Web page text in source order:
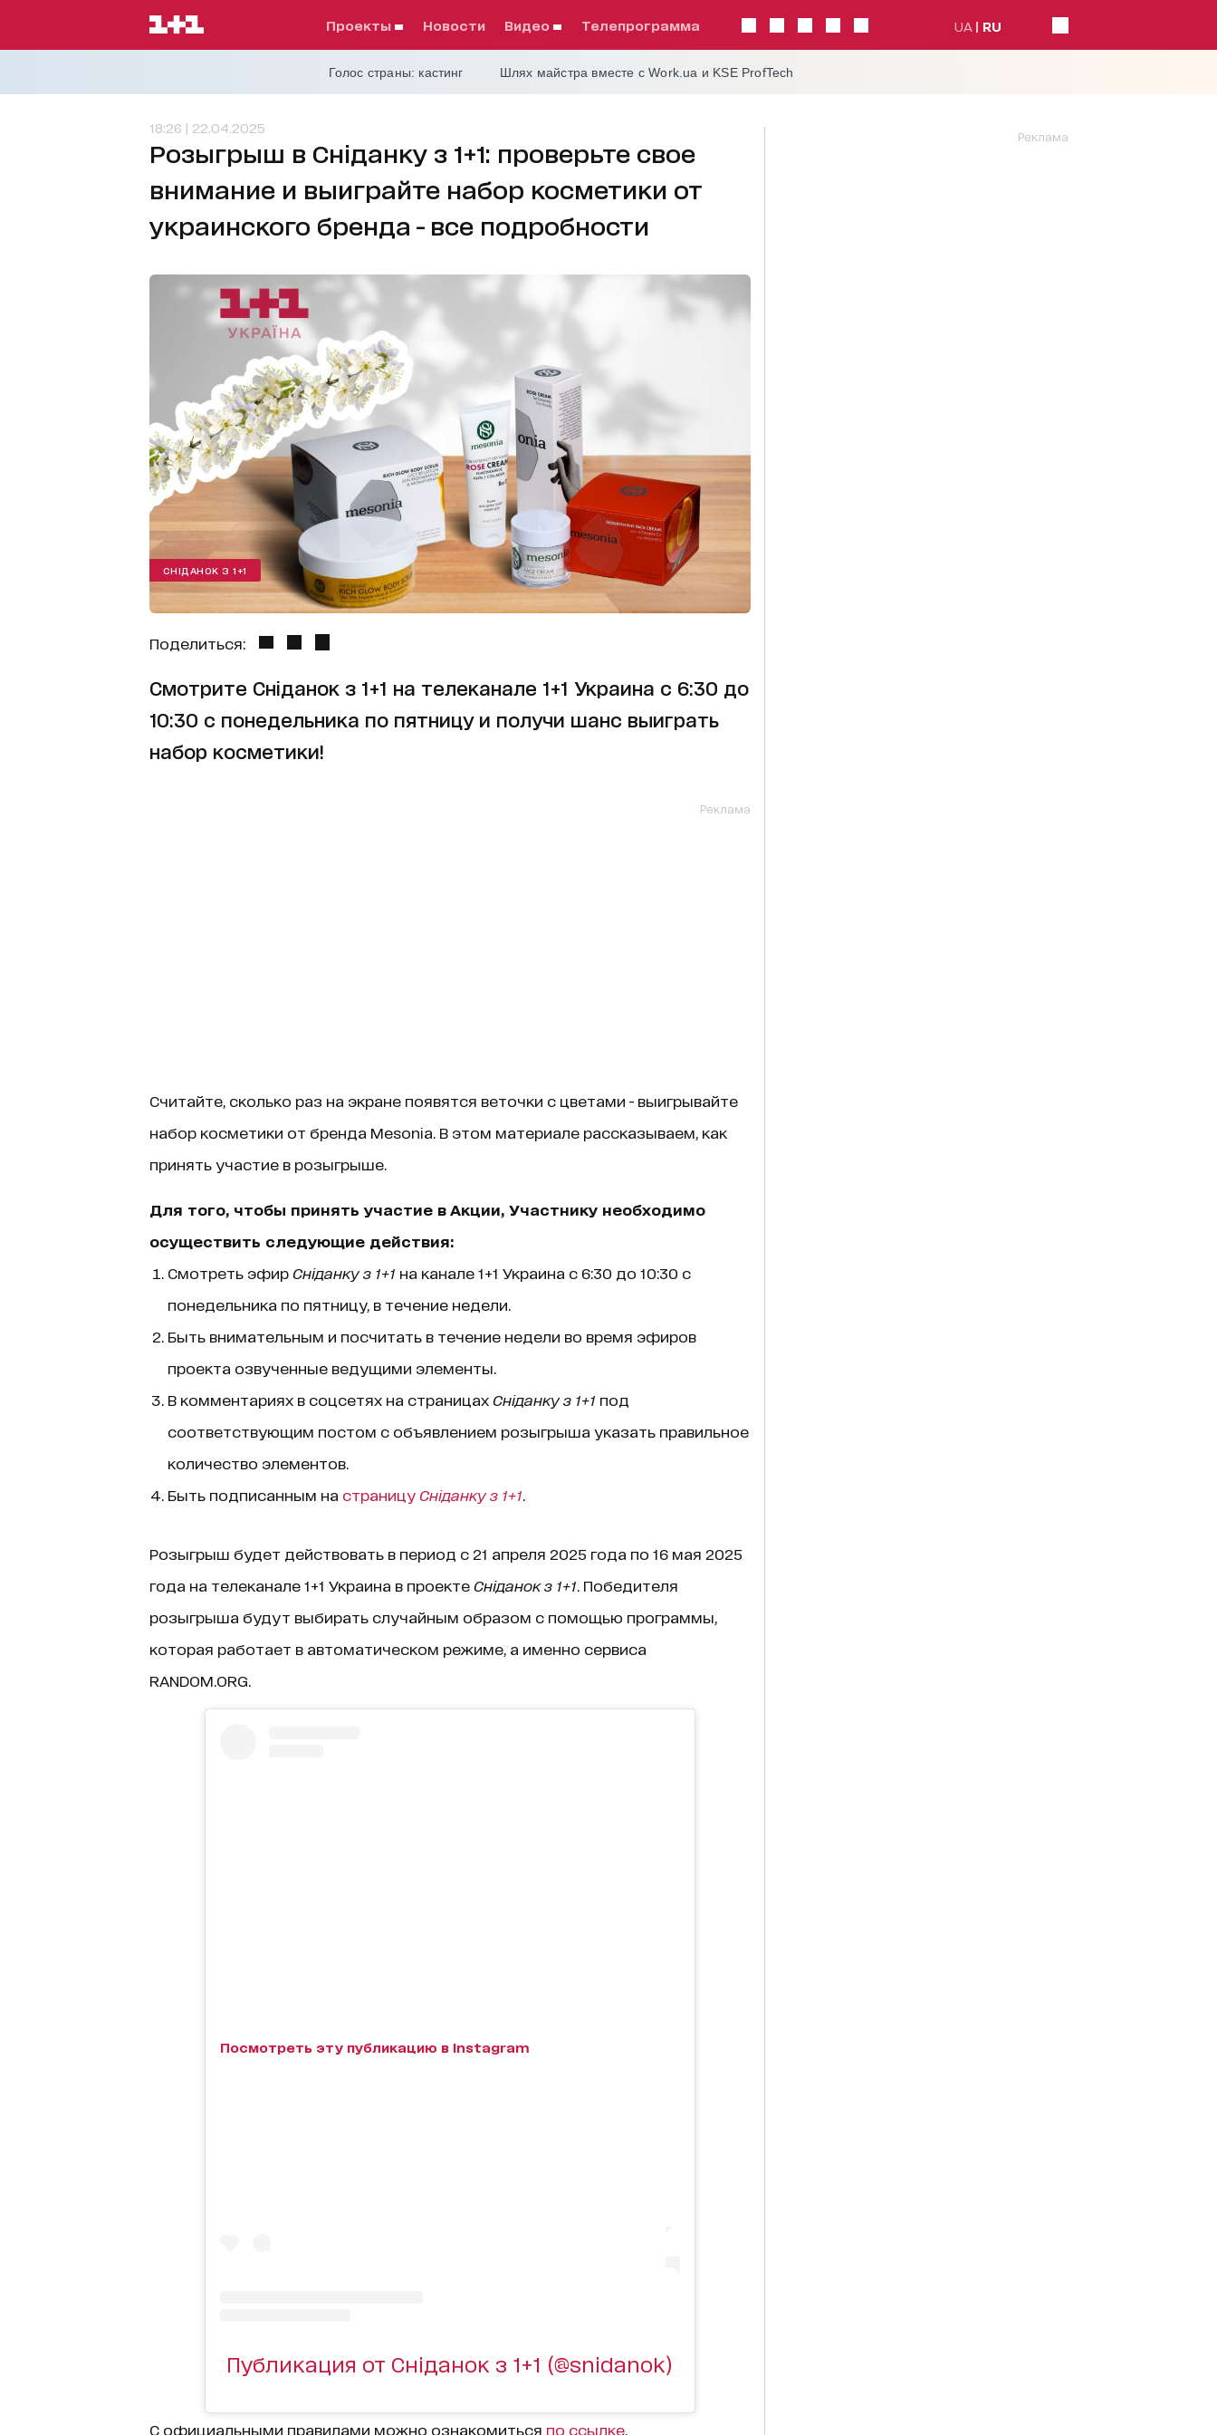
проекты Новости видео телепрограмма UA RU
Голос страны: кастинг Шлях майстра вместе с Work.ua и KSE ProfTech
18:26 | 22.04.2025
Розыгрыш в Сніданку з 1+1: проверьте свое
внимание и выиграйте набор косметики от
украинского бренда - все подробности
СНІДАНОК З 1+1
Поделиться:
Смотрите Сніданок з 1+1 на телеканале 1+1 Украина с 6:30 до
10:30 с понедельника по пятницу и получи шанс выиграть
набор косметики!
Реклама
Считайте, сколько раз на экране появятся веточки с цветами - выигрывайте
набор косметики от бренда Mesonia. В этом материале рассказываем, как
принять участие в розыгрыше.
Для того, чтобы принять участие в Акции, Участнику необходимо
осуществить следующие действия:
Смотреть эфир Сніданку з 1+1 на канале 1+1 Украина с 6:30 до 10:30 с
понедельника по пятницу, в течение недели.
Быть внимательным и посчитать в течение недели во время эфиров
проекта озвученные ведущими элементы.
В комментариях в соцсетях на страницах Сніданку з 1+1 под
соответствующим постом с объявлением розыгрыша указать правильное
количество элементов.
Быть подписанным на страницу Сніданку з 1+1
Розыгрыш будет действовать в период с 21 апреля 2025 года по 16 мая 2025
года на телеканале 1+1 Украина в проекте Сніданок з 1+1 . Победителя
розыгрыша будут выбирать случайным образом с помощью программы,
которая работает в автоматическом режиме, а именно сервиса
RANDOM.ORG.
Посмотреть эту публикацию в Instagram
Публикация от Сніданок з 1+1 (@snidanok)
С официальными правилами можно ознакомиться по ссылке.
Реклама